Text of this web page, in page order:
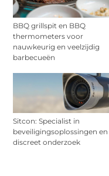
BBQ grillspit en BBQ
thermometers voor
nauwkeurig en veelzijdig
barbecueën
Sitcon: Specialist in
beveiligingsoplossingen en
discreet onderzoek